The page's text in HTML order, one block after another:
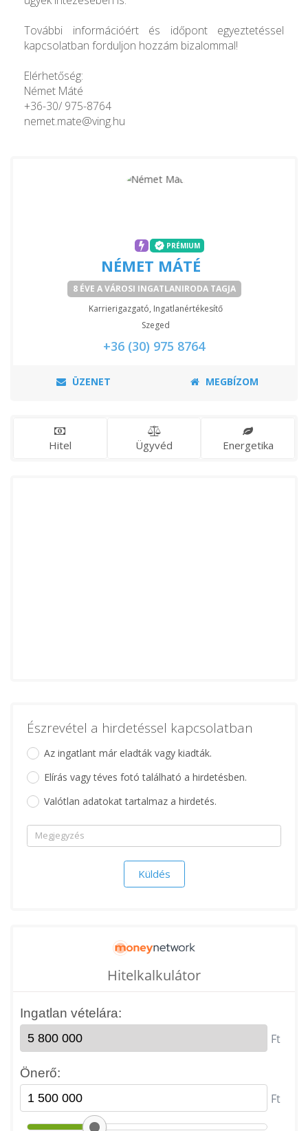
További információért és időpont egyeztetéssel
kapcsolatban forduljon hozzám bizalommal!
Elérhetőség:
Német Máté
+36-30/ 975-8764
nemet.mate@ving.hu
PRÉMIUM
NÉMET MÁTÉ
8 ÉVE A VÁROSI INGATLANIRODA TAGJA
Karrierigazgató, Ingatlanértékesítő
Szeged
+36 (30) 975 8764
ÜZENET MEGBÍZOM
Hitel Ügyvéd Energetika
Észrevétel a hirdetéssel kapcsolatban
Az ingatlant már eladták vagy kiadták.
Elírás vagy téves fotó található a hirdetésben.
Valótlan adatokat tartalmaz a hirdetés.